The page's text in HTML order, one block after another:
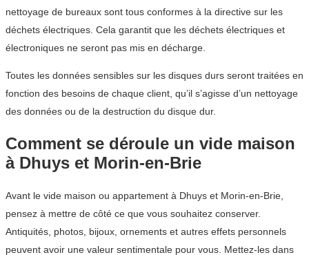
nettoyage de bureaux sont tous conformes à la directive sur les
déchets électriques. Cela garantit que les déchets électriques et
électroniques ne seront pas mis en décharge.
Toutes les données sensibles sur les disques durs seront traitées en
fonction des besoins de chaque client, qu’il s’agisse d’un nettoyage
des données ou de la destruction du disque dur.
Comment se déroule un vide maison
à Dhuys et Morin-en-Brie
Avant le vide maison ou appartement à Dhuys et Morin-en-Brie,
pensez à mettre de côté ce que vous souhaitez conserver.
Antiquités, photos, bijoux, ornements et autres effets personnels
peuvent avoir une valeur sentimentale pour vous. Mettez-les dans